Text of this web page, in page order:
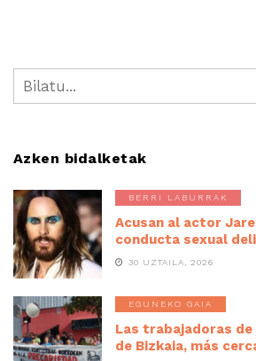
Azken bidalketak
BERRI LABURRAK
Acusan al actor
conducta sexual
30 UZTAILA, 2026
EGUNEKO GAIA
Las trabajadoras
de Bizkaia, más